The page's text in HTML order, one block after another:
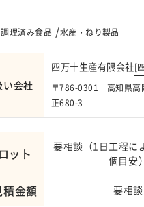
理済み食品 /水産・ねり製品
い会社
四万十生産有限会社[
〒786-0301 高知県高
正680-3
ット
要相談（1日工程に
個目安）
金額 要相談